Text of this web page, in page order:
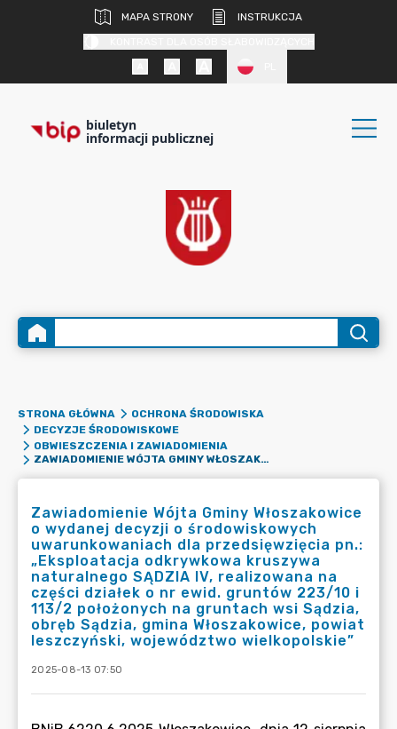
MAPA STRONY
INSTRUKCJA
biuletyn
informacji publicznej
STRONA GŁÓWNA
OCHRONA ŚRODOWISKA
DECYZJE ŚRODOWISKOWE
OBWIESZCZENIA I ZAWIADOMIENIA
ZAWIADOMIENIE WÓJTA GMINY WŁOSZAKOWICE O WYDANEJ DECYZJI O ŚRODOWISKOWYCH UWARUNKOWANIACH DLA PRZEDSIĘWZIĘCIA PN.: „EKSPLOATACJA ODKRYWKOWA KRUSZYWA NATURALNEGO SĄDZIA IV, REALIZOWANA NA CZĘŚCI DZIAŁEK O NR EWID. GRUNTÓW 223/10 I 113/2 POŁOŻONYCH NA GRUNTACH WSI SĄDZIA, OBRĘB SĄDZIA, GMINA WŁOSZAKOWICE, POWIAT LESZCZYŃSKI, WOJEWÓDZTWO WIELKOPOLSKIE”
Zawiadomienie Wójta Gminy Włoszakowice
o wydanej decyzji o środowiskowych
uwarunkowaniach dla przedsięwzięcia pn.:
„Eksploatacja odkrywkowa kruszywa
naturalnego SĄDZIA IV, realizowana na
części działek o nr ewid. gruntów 223/10 i
113/2 położonych na gruntach wsi Sądzia,
obręb Sądzia, gmina Włoszakowice, powiat
leszczyński, województwo wielkopolskie”
2025-08-13 07:50